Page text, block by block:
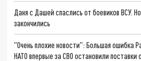
Даня с Дашей спаслись от боевиков ВСУ.
закончились
"Очень плохие новости": Большая ошибка
НАТО впервые за СВО остановили поставки